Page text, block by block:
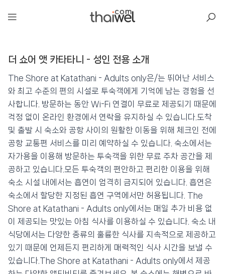
더 쇼어 앳 카타타니 - 성인 전용
📍 푸켓★★★★★ ⭐ 9.1
💰 최저가 확인 · 예약하기
더 쇼어 앳 카타타니 - 성인 전용 소개
The Shore at Katathani - Adults only은/는 뛰어난 서비스
와 최고 수준의 편의 시설로 투숙객에게 기억에 남는 경험을 선
사합니다. 방문하는 동안 Wi-Fi 연결이 무료로 제공되기 때문에
걱정 없이 온라인 환경에서 연락을 유지하실 수 있습니다.도착
및 출발 시 숙소와 공항 사이의 원활한 이동을 위해 체크인 전에
공항 교통편 서비스를 미리 예약하실 수 있습니다. 숙소에서는
자가용을 이용해 방문하는 투숙객을 위한 무료 주차 공간을 제
공하고 있습니다.모든 투숙객의 편안하고 편리한 이용을 위해
숙소 시설 내에서는 흡연이 엄격히 금지되어 있습니다. 흡연은
숙소에서 할당한 지정된 흡연 구역에서만 허용됩니다. The
Shore at Katathani - Adults only에서는 매일 추가 비용 없
이 제공되는 맛있는 아침 식사를 이용하실 수 있습니다. 숙소 내
식당에서는 다양한 종류의 훌륭한 식사를 지속적으로 제공하고
있기 때문에 언제든지 편리하게 매력적인 식사 시간을 보낼 수
있습니다.The Shore at Katathani - Adults only에서 제공